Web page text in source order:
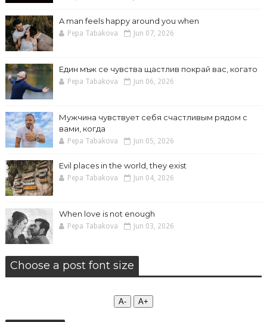
A man feels happy around you when
Pepa Tabakova Jun 07, 2026
Един мъж се чувства щастлив покрай вас, когато
Pepa Tabakova Jun 06, 2026
Мужчина чувствует себя счастливым рядом с
вами, когда
Pepa Tabakova Jun 05, 2026
Evil places in the world, they exist
Pepa Tabakova Jun 04, 2026
When love is not enough
Pepa Tabakova Jun 03, 2026
Choose a post font size
А- А+